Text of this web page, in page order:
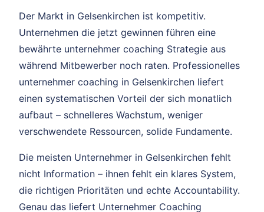
Der Markt in Gelsenkirchen ist kompetitiv.
Unternehmen die jetzt gewinnen führen eine
bewährte unternehmer coaching Strategie aus
während Mitbewerber noch raten. Professionelles
unternehmer coaching in Gelsenkirchen liefert
einen systematischen Vorteil der sich monatlich
aufbaut – schnelleres Wachstum, weniger
verschwendete Ressourcen, solide Fundamente.
Die meisten Unternehmer in Gelsenkirchen fehlt
nicht Information – ihnen fehlt ein klares System,
die richtigen Prioritäten und echte Accountability.
Genau das liefert Unternehmer Coaching